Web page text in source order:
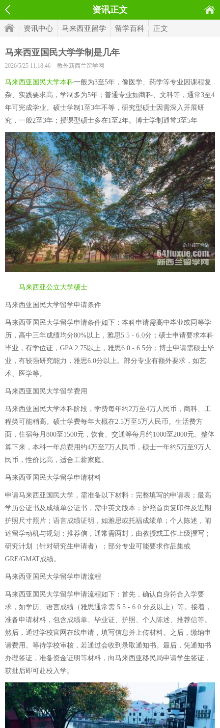
资讯正文
资讯中心 马来西亚留学 留学百科 正文
马来西亚国民大学学制是几年
2026/5/25 11:18:46 教外新西兰留学网
马来西亚国民大学本科一般为3至5年，像医学、药学等专业因课程复
杂、实践要求高，学制多为5年；普通专业如商科、文科等，通常3至4
年可完成学业。硕士学制1至3年不等，研究型硕士因需深入开展研
究，一般2至3年；授课型硕士多在1至2年。博士学制通常3至5年
马来西亚公立大学硕士
马来西亚国民大学留学申请条件
马来西亚国民大学留学申请条件如下：本科申请需高中毕业或同等学
历，高中三年成绩均分80%以上，雅思5.5 - 6.0分；硕士申请要求本科
毕业，有学位证，GPA 2.75以上，雅思6.0 - 6.5分；博士申请需硕士毕
业，有较强研究能力，雅思6.0分以上。部分专业有额外要求，如艺
术、医学等。
马来西亚国民大学留学费用
马来西亚国民大学本科阶段，学费每年约2万至4万人民币，商科、工
程类可能稍高。硕士学费每年大概在2.5万至5万人民币。生活费方
面，住宿每月800至1500元，饮食、交通等每月约1000至2000元。整体
算下来，本科一年总费用约4万至7万人民币，硕士一年约5万至9万人
民币，性价比高，适合工薪家庭。
马来西亚国民大学留学申请材料
申请马来西亚国民大学，需准备以下材料：完整填写的申请表；最高
学历公证书及成绩单公证书，需中英文版本；护照首页复印件及近期
护照尺寸照片；语言成绩证明，如雅思或托福成绩单；个人陈述，阐
述留学动机与规划；推荐信，通常需两封，由教授或工作上级撰写；
研究计划（针对研究生申请者）；部分专业可能要求作品集或
GRE/GMAT成绩。
马来西亚国民大学留学申请流程
马来西亚国民大学留学申请流程如下：首先，确认自身符合入学要
求，如学历、语言成绩（雅思通常需 5.5 - 6.0 分及以上）等。接着，
准备申请材料，包含成绩单、毕业证、护照、个人陈述、推荐信等。
然后，通过学校官网在线申请，填写信息并上传材料。之后，缴纳申
请费用。等待学校审核，若通过会收到录取通知书。最后，凭通知书
办理签证，准备资金证明等材料，向马来西亚移民局申请学生签证，
获批后即可赴校入学。